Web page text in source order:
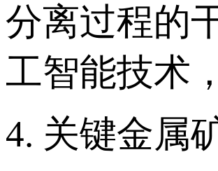
分离过程的
工智能技术
4. 关键金属